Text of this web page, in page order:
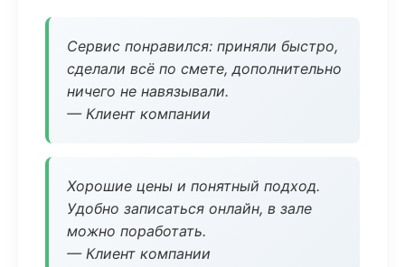
Сервис понравился: приняли быстро,
сделали всё по смете, дополнительно
ничего не навязывали.
— Клиент компании
Хорошие цены и понятный подход.
Удобно записаться онлайн, в зале
можно поработать.
— Клиент компании